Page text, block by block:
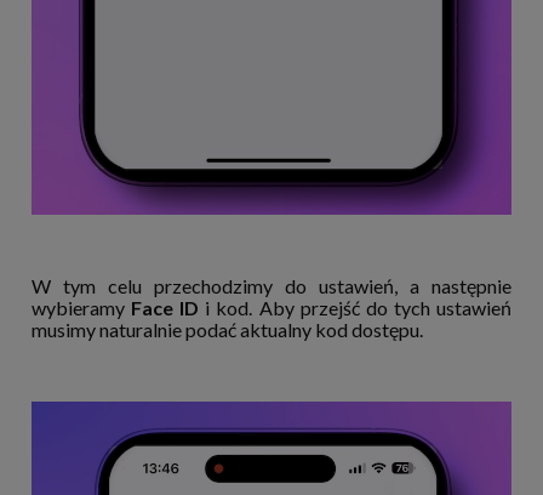
W tym celu przechodzimy do ustawień, a następnie
wybieramy Face ID i kod. Aby przejść do tych ustawień
musimy naturalnie podać aktualny kod dostępu.